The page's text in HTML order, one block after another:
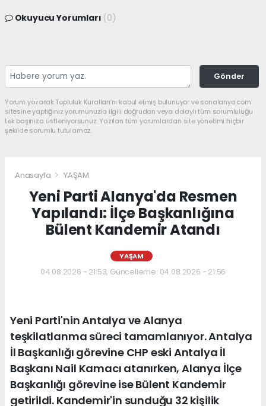
Okuyucu Yorumları (0)
Gönder
Yorum yazarak Topluluk Kuralları’nı kabul etmiş bulunuyor ve sonalanya.com
sitesine yaptığınız yorumunuzla ilgili doğrudan veya dolaylı tüm sorumluluğu
tek başınıza üstleniyorsunuz. Yazılan tüm yorumlardan site yönetimi hiçbir
şekilde sorumlu tutulamaz.
Anasayfa YAŞAM
Yeni Parti Alanya'da Resmen
Yapılandı: İlçe Başkanlığına
Bülent Kandemir Atandı
YAŞAM
04.08.2026 - 21:53, Güncelleme: 04.08.2026 - 21:56
Yeni Parti'nin Antalya ve Alanya
teşkilatlanma süreci tamamlanıyor. Antalya
İl Başkanlığı görevine CHP eski Antalya İl
Başkanı Nail Kamacı atanırken, Alanya İlçe
Başkanlığı görevine ise Bülent Kandemir
getirildi. Kandemir'in sunduğu 32 kişilik